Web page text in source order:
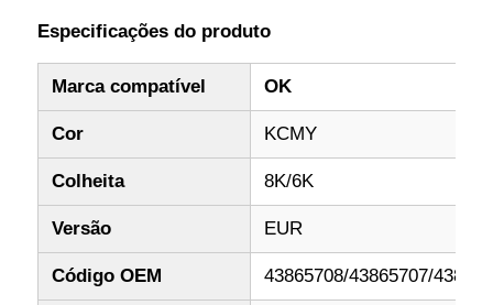
Especificações do produto
Marca compatível OK
Cor KCMY
Colheita 8K/6K
Versão EUR
Código OEM 43865708/43865707/